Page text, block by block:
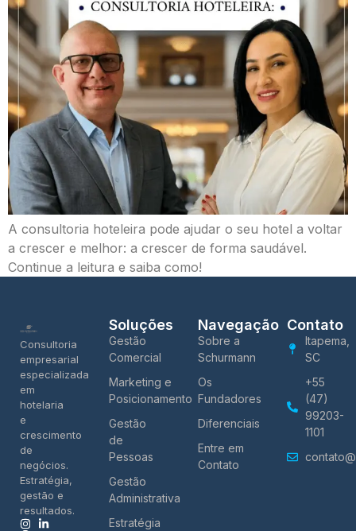
A consultoria hoteleira pode ajudar o seu hotel a voltar
a crescer e melhor: a crescer de forma saudável.
Continue a leitura e saiba como!
Consultoria
empresarial
especializada
em
hotelaria
e
crescimento
de
negócios.
Estratégia,
gestão e
resultados.
Soluções
Gestão
Comercial
Marketing e
Posicionamento
Gestão
de
Pessoas
Gestão
Administrativa
Estratégia
Navegação
Sobre a
Schurmann
Os
Fundadores
Diferenciais
Entre em
Contato
Contato
Itapema,
SC
+55
(47)
99203-
1101